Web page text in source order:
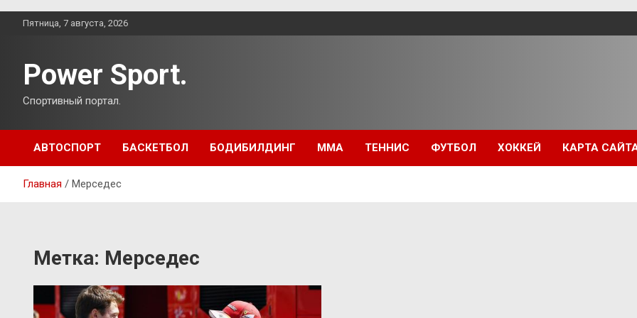
ПерейтиПятница, 7 августа, 2026
Power Sport.
Спортивный портал.
АВТОСПОРТ БАСКЕТБОЛ БОДИБИЛДИНГ ММА ТЕННИС ФУТБОЛ ХОККЕЙ КАРТА
Главная Мерседес
Метка: Мерседес